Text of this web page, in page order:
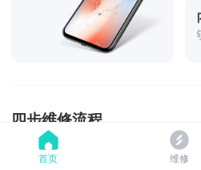
四步维修流程
首页 维修